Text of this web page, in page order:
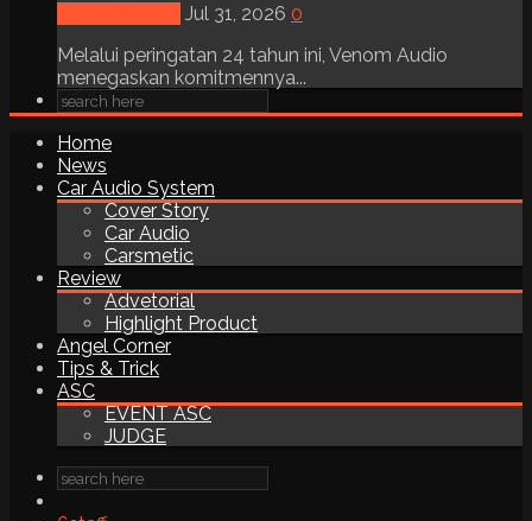
Jul 31, 2026 0
Melalui peringatan 24 tahun ini, Venom Audio
menegaskan komitmennya...
Home
News
Car Audio System
Cover Story
Car Audio
Carsmetic
Review
Advetorial
Highlight Product
Angel Corner
Tips & Trick
ASC
EVENT ASC
JUDGE